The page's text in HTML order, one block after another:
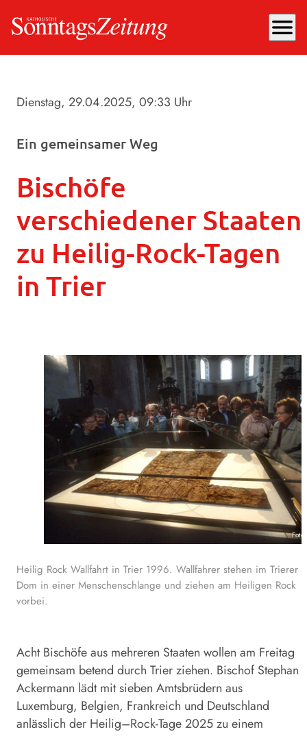
menu
Dienstag, 29.04.2025, 09:33 Uhr
Ein gemeinsamer Weg
Bischöfe
verschiedener Staaten
zu Heilig-Rock-Tagen
in Trier
Heilig Rock Wallfahrt in Trier 1996. Wallfahrer stehen im Trierer
Dom in einer Menschenschlange und ziehen am Heiligen Rock
vorbei.
Acht Bischöfe aus mehreren Staaten wollen am Freitag
gemeinsam betend durch Trier ziehen. Bischof Stephan
Ackermann lädt mit sieben Amtsbrüdern aus
Luxemburg, Belgien, Frankreich und Deutschland
anlässlich der Heilig–Rock-Tage 2025 zu einem